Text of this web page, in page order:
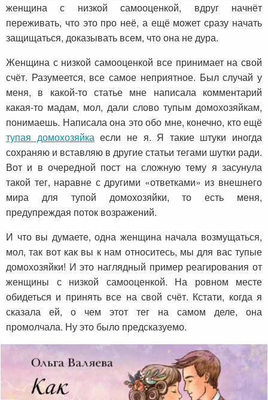
женщина с низкой самооценкой, вдруг начнёт
переживать, что это про неё, а ещё может сразу начать
защищаться, доказывать всем, что она не дура.
Женщина с низкой самооценкой все принимает на свой
счёт. Разумеется, все самое неприятное. Был случай у
меня, в какой-то статье мне написала комментарий
какая-то мадам, мол, дали слово тупым домохозяйкам,
понимаешь. Написала она это обо мне, конечно, кто ещё
тупая домохозяйкаесли не я. Я такие штуки иногда
сохраняю и вставляю в другие статьи тегами шутки ради.
Вот и в очередной пост на сложную тему я засунула
такой тег, наравне с другими «ответками» из внешнего
мира для тупой домохозяйки, то есть меня,
предупреждая поток возражений.
И что вы думаете, одна женщина начала возмущаться,
мол, так вот как вы к нам относитесь, мы для вас тупые
домохозяйки! И это наглядный пример реагирования от
женщины с низкой самооценкой. На ровном месте
обидеться и принять все на свой счёт. Кстати, когда я
сказала ей, о чем этот тег на самом деле, она
промолчала. Ну это было предсказуемо.